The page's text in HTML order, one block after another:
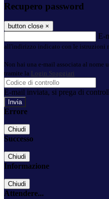
Recupero password
button close ×
E-
all'indirizzo indicato con le istruzioni
Non hai una e-mail associata al nome
tramite la Login Spaggiari
E-mail inviata, si prega di
Errore
Chiudi
Successo
Chiudi
Informazione
Chiudi
Attendere...